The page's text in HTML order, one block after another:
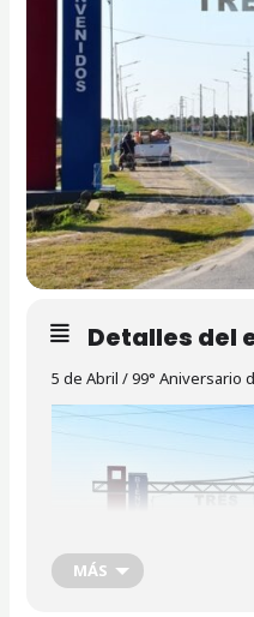
Detalles del
5 de Abril / 99° Aniversario
MÁS